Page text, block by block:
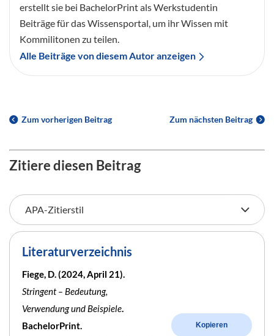
erstellt sie bei BachelorPrint als Werkstudentin
Beiträge für das Wissensportal, um ihr Wissen mit
Kommilitonen zu teilen.
Alle Beiträge von diesem Autor anzeigen
Zum vorherigen Beitrag Zum nächsten Beitrag
Zitiere diesen Beitrag
Literaturverzeichnis
Fiege, D. (2024, April 21).
Stringent – Bedeutung,
Verwendung und Beispiele.
BachelorPrint.
Kopieren